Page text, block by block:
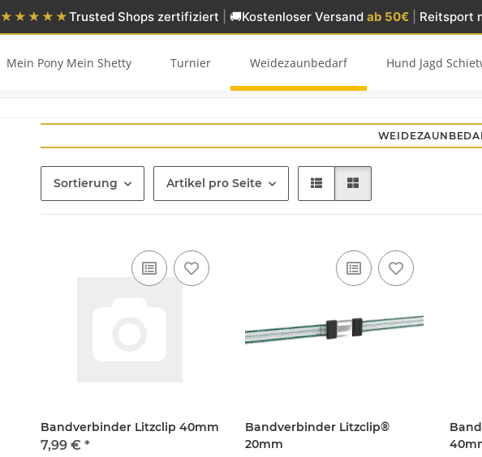
★★★★★Trusted Shops zertifiziert 🚚Kostenloser Versand ab 50€ Reitsport
Mein Pony Mein Shetty Turnier Weidezaunbedarf Hund Jagd
Sortierung Artikel pro Seite
Bandverbinder Litzclip 40mm
7,99 € *
Bandverbinder Litzclip®
20mm
Sattelgurtschoner Synthetik